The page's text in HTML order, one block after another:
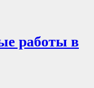
работы в